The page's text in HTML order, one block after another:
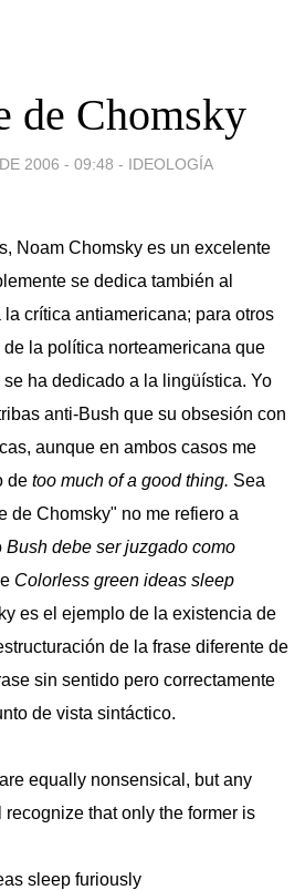
de Chomsky
2006 - 09:48 - IDEOLOGÍA
Noam Chomsky es un excelente
se dedica también al
crítica antiamericana; para otros
la política norteamericana que
ha dedicado a la lingüística. Yo
anti-Bush que su obsesión con
aunque en ambos casos me
de too much of a good thing. Sea
de Chomsky" no me refiero a
Bush debe ser juzgado como
Colorless green ideas sleep
es el ejemplo de la existencia de
de la frase diferente de
sin sentido pero correctamente
de vista sintáctico.
equally nonsensical, but any
that only the former is
sleep furiously